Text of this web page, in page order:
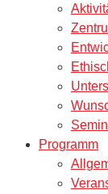
Programm